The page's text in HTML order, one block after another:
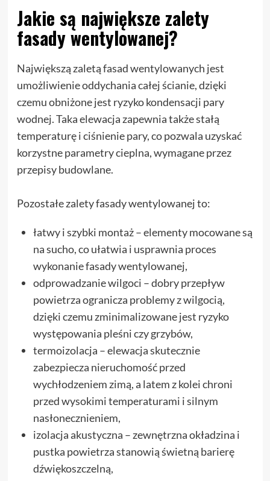
Jakie są największe zalety
fasady wentylowanej?
Największą zaletą fasad wentylowanych jest
umożliwienie oddychania całej ścianie, dzięki
czemu obniżone jest ryzyko kondensacji pary
wodnej. Taka elewacja zapewnia także stałą
temperaturę i ciśnienie pary, co pozwala uzyskać
korzystne parametry cieplna, wymagane przez
przepisy budowlane.
Pozostałe zalety fasady wentylowanej to:
łatwy i szybki montaż – elementy mocowane są
na sucho, co ułatwia i usprawnia proces
wykonanie fasady wentylowanej,
odprowadzanie wilgoci – dobry przepływ
powietrza ogranicza problemy z wilgocią,
dzięki czemu zminimalizowane jest ryzyko
występowania pleśni czy grzybów,
termoizolacja – elewacja skutecznie
zabezpiecza nieruchomość przed
wychłodzeniem zimą, a latem z kolei chroni
przed wysokimi temperaturami i silnym
nasłonecznieniem,
izolacja akustyczna – zewnętrzna okładzina i
pustka powietrza stanowią świetną barierę
dźwiękoszczelną,